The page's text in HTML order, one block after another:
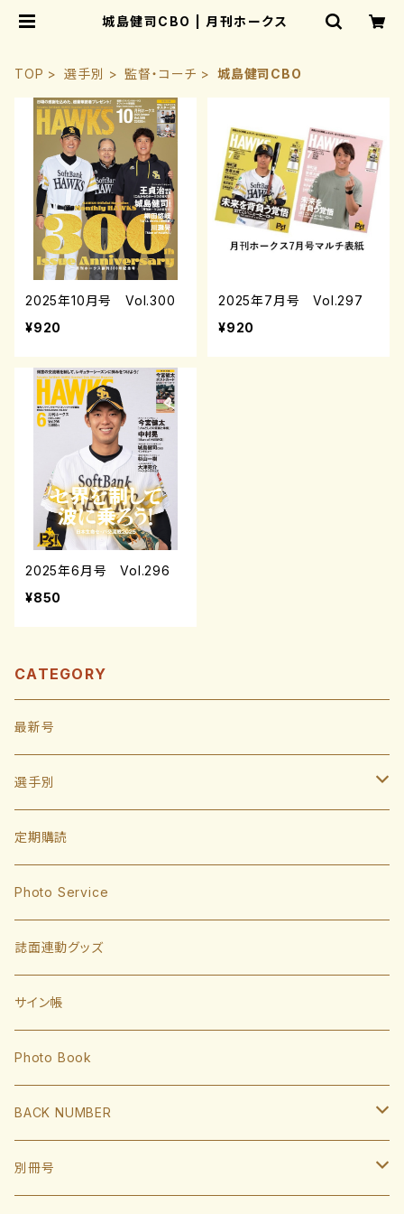
城島健司CBO | 月刊ホークス
TOP 選手別 監督・コーチ 城島健司CBO
2025年10月号 Vol.300
¥920
2025年7月号 Vol.297
¥920
2025年6月号 Vol.296
¥850
CATEGORY
最新号
選手別
投手
東浜巨
有原航平
前田悠伍
捕手
甲斐拓也
海野隆司
内野手
川瀬晃
山川穂高
外野手
近藤健介
中村晃
監督・コーチ
小久保裕紀監督
斉藤和巳
定期購読
Photo Service
誌面連動グッズ
サイン帳
Photo Book
BACK NUMBER
2022
別冊号